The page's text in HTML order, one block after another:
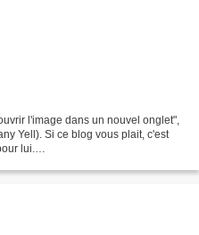
l'image dans un nouvel onglet",
Yell). Si ce blog vous plait, c'est
lui.